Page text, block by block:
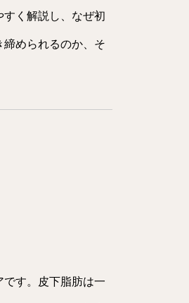
く解説し、なぜ初
められるのか、そ
す。皮下脂肪は一